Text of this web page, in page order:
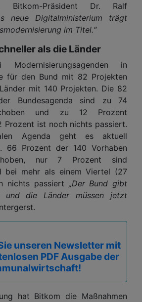
Präsident Dr. Ralf
neue Digitalministerium trägt
im Titel.“
als die Länder
in
für den Bund mit 82 Projekten
mit 140 Projekten. Die 82
Bundesagenda sind zu 74
und zu 12 Prozent
Prozent ist noch nichts passiert.
Agenda geht es aktuell
66 Prozent der 140 Vorhaben
nur 7 Prozent sind
bei mehr als einem Viertel (27
nichts passiert „Der Bund gibt
und die Länder müssen jetzt
unseren Newsletter mit
PDF Ausgabe der
hat Bitkom die Maßnahmen